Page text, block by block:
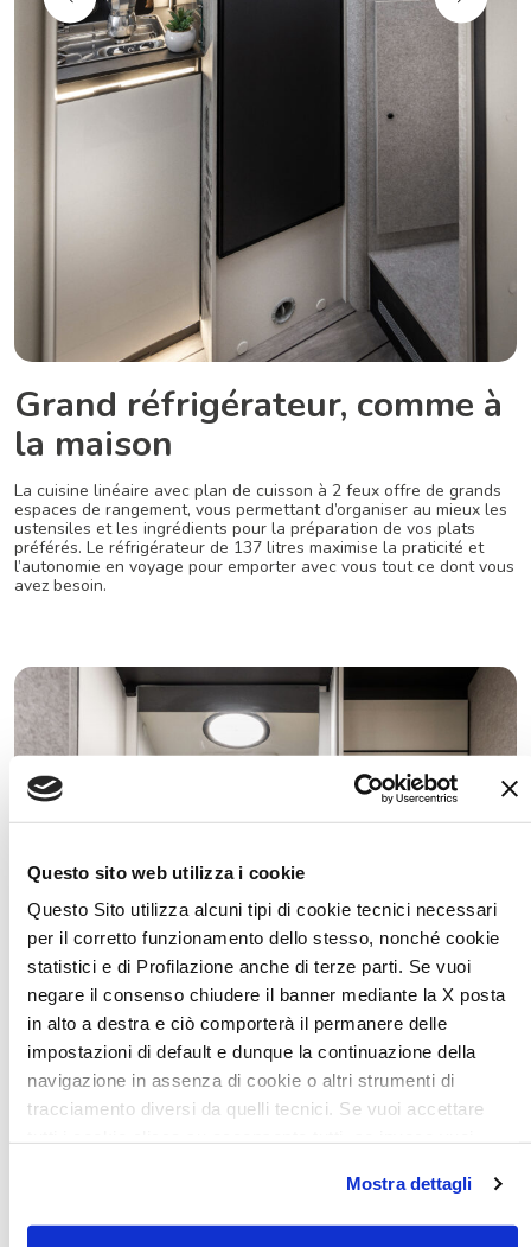
Questo sito web utilizza i cookie
Questo Sito utilizza alcuni tipi di cookie tecnici necessari
per il corretto funzionamento dello stesso, nonché cookie
statistici e di Profilazione anche di terze parti. Se vuoi
negare il consenso chiudere il banner mediante la X posta
in alto a destra e ciò comporterà il permanere delle
impostazioni di default e dunque la continuazione della
navigazione in assenza di cookie o altri strumenti di
tracciamento diversi da quelli tecnici. Se vuoi accettare
su acconsento selezionati. Se vuoi saperne di più clicca
qui. Cliccando sul tasto "Acconsento" permetti l'utilizzo dei
Mostra dettagli
Grand réfrigérateur, comme à
la maison
La cuisine linéaire avec plan de cuisson à 2 feux offre de grands
espaces de rangement, vous permettant d’organiser au mieux les
ustensiles et les ingrédients pour la préparation de vos plats
préférés. Le réfrigérateur de 137 litres maximise la praticité et
l’autonomie en voyage pour emporter avec vous tout ce dont vous
avez besoin.